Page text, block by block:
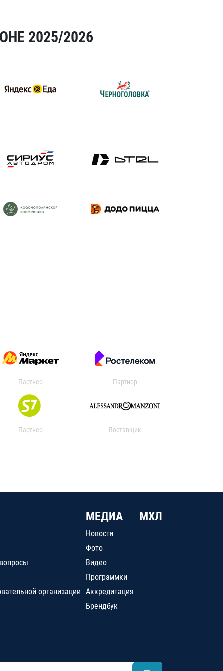
2025/2026
Партнер Партнер
Партнер Поставщик
организации
МЕДИА
Новости
Фото
Видео
Программки
Аккредитация
Брендбук
МХЛ